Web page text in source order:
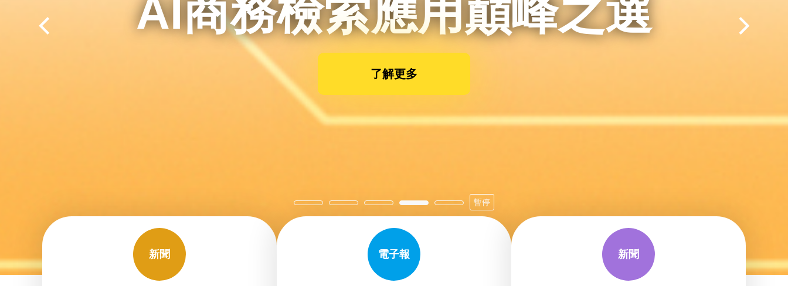
市場唯一落地企業AI會議平台
了解更多
GufoNotes 慧議通獲 4.5 星好評
了解更多
生成式AI應用 領先探索者
AI商務檢索應用巔峰之選
了解更多
共創 共享 共榮
了解更多
暫停
新聞 電子報 新聞